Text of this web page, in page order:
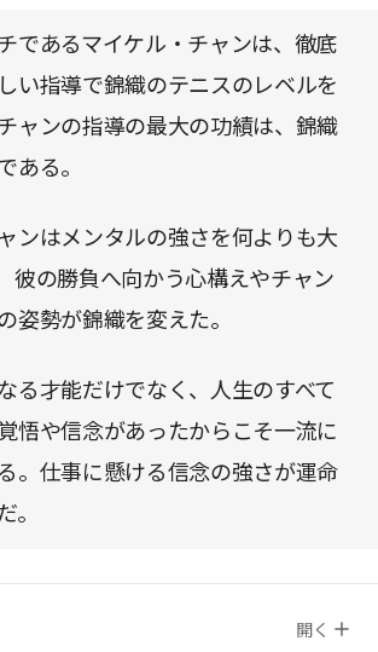
であるマイケル・チャンは、徹底
い指導で錦織のテニスのレベルを
ャンの指導の最大の功績は、錦織
ある。
ンはメンタルの強さを何よりも大
彼の勝負へ向かう心構えやチャン
姿勢が錦織を変えた。
る才能だけでなく、人生のすべて
悟や信念があったからこそ一流に
。仕事に懸ける信念の強さが運命
。
開く